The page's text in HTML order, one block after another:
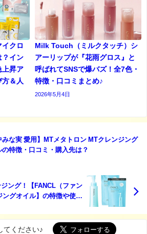
イクロ
？イン
上昇ア
＆人
Milk Touch（ミルクタッチ）シ
アーリップが『花雨グロス』と
呼ばれてSNSで爆バズ！全7色・
特徴・口コミまとめ♪
2026年5月4日
みな実 愛用】MTメタトロン MTクレンジング
の特徴・口コミ・購入先は？
ング！【FANCL（ファン
グオイル】の特徴や使用
てください♪